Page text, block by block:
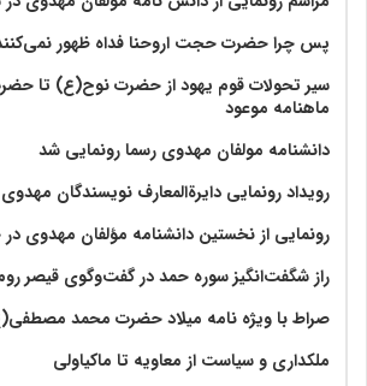
پس چرا حضرت حجت اروحنا فداه ظهور
سیر تحولات قوم یهود از حضرت نوح(ع) تا
ماهنامه موعود
دانشنامه مولفان مهدوی رسما رونمایی شد
رویداد رونمایی دایرةالمعارف نویسندگان مهدوی
رونمایی از نخستین دانشنامه مؤلفان مهدوی
راز شگفت‌انگیز سوره حمد در گفت‌وگوی قیصر
صراط با ویژه نامه میلاد حضرت محمد
ملکداری و سیاست از معاویه تا ماکیاولی